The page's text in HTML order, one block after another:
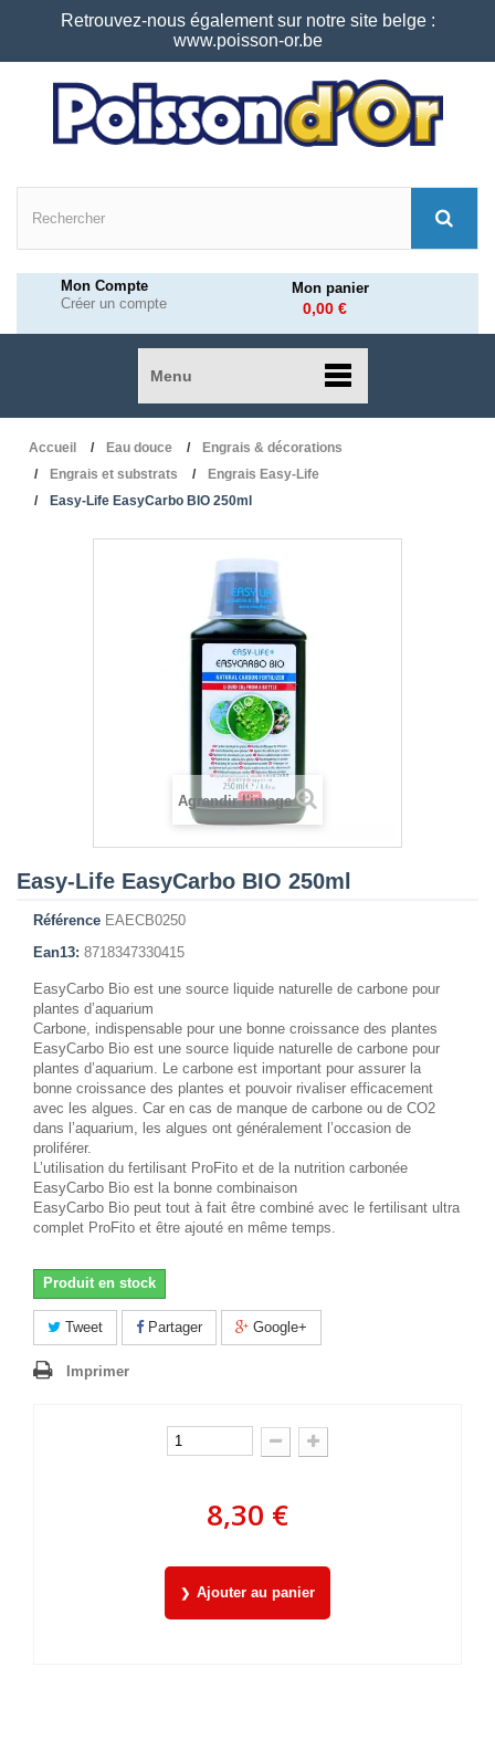
Retrouvez-nous également sur notre site belge :
www.poisson-or.be
Mon Compte
Créer un compte
Mon panier
0,00 €
Menu
Accueil Eau douce
Engrais & décorations
Engrais et substrats
Engrais Easy-Life
Easy-Life EasyCarbo BIO 250ml
Agrandir l'image
Easy-Life EasyCarbo BIO 250ml
Référence EAECB0250
Ean13: 8718347330415
EasyCarbo Bio est une source liquide naturelle de carbone pour
plantes d’aquarium
Carbone, indispensable pour une bonne croissance des plantes
EasyCarbo Bio est une source liquide naturelle de carbone pour
plantes d’aquarium. Le carbone est important pour assurer la
bonne croissance des plantes et pouvoir rivaliser efficacement
avec les algues. Car en cas de manque de carbone ou de CO2
dans l’aquarium, les algues ont généralement l’occasion de
proliférer.
L’utilisation du fertilisant ProFito et de la nutrition carbonée
EasyCarbo Bio est la bonne combinaison
EasyCarbo Bio peut tout à fait être combiné avec le fertilisant ultra
complet ProFito et être ajouté en même temps.
Produit en stock
Tweet Partager Google+
Imprimer
8,30 €
Ajouter au panier